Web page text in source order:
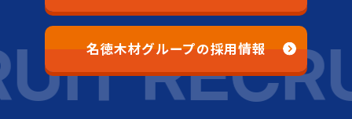
名徳木材グループの採用情報